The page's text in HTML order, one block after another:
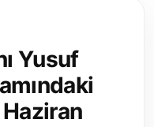
Yusuf
Haziran